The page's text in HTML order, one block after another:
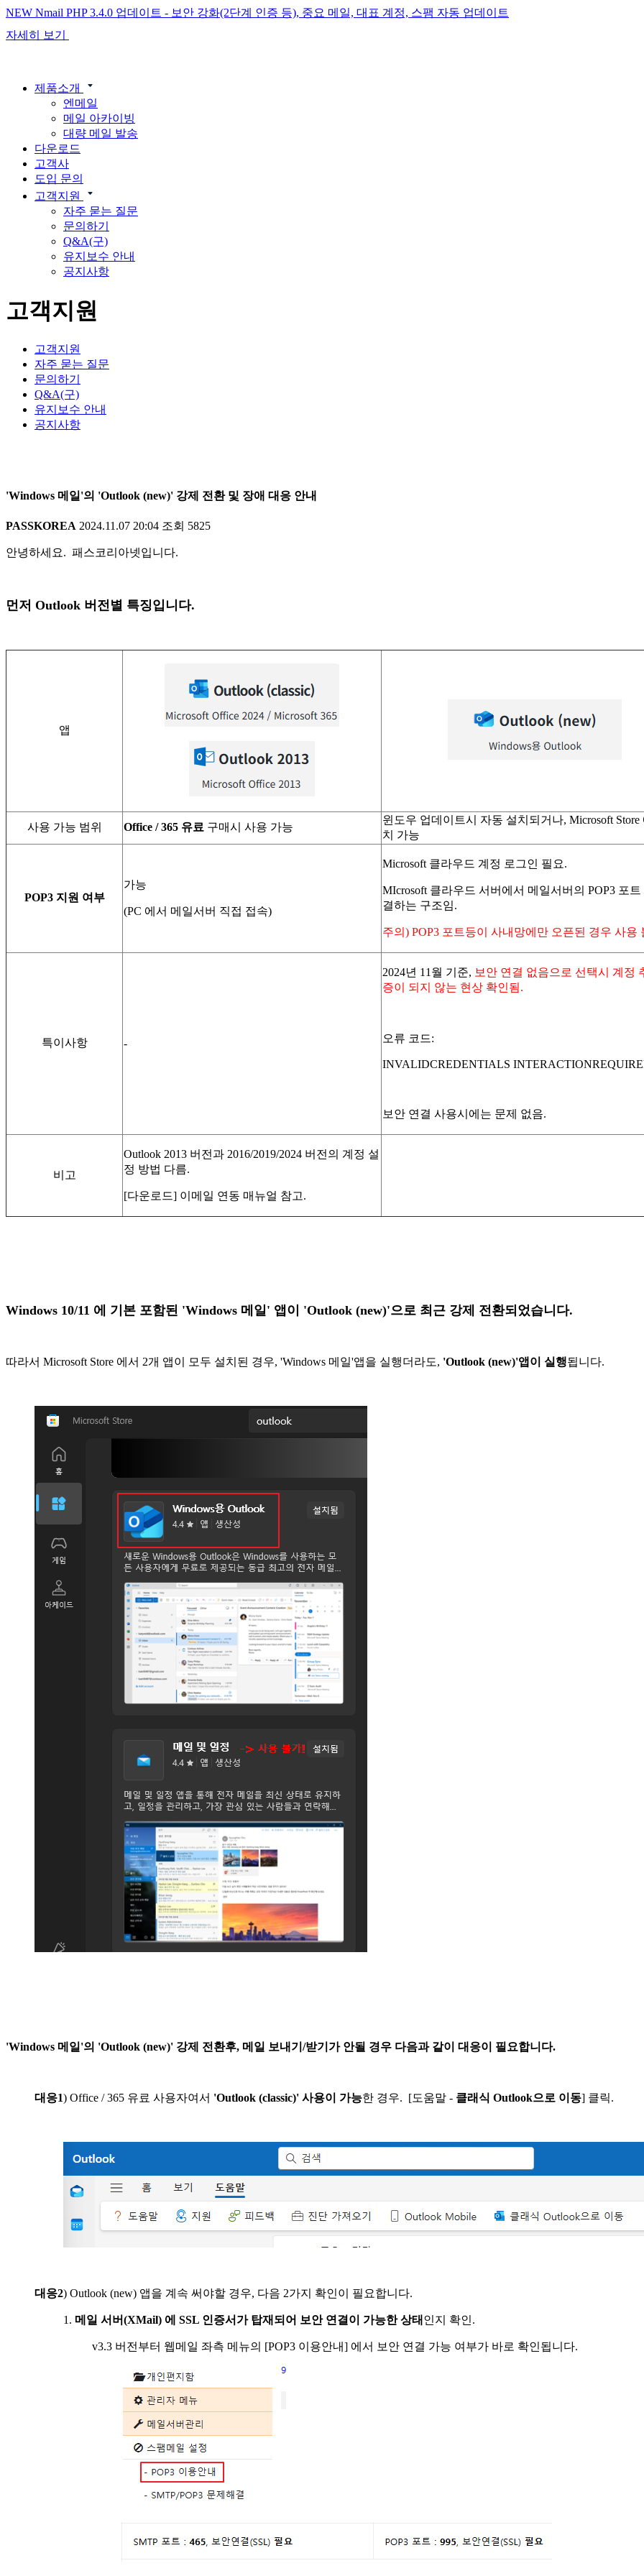
NEW Nmail PHP 3.4.0 업데이트 - 보안 강화(2단계 인증 등), 중요 메일, 대표 계정, 스팸 자동 업데이트
자세히 보기
제품소개
엔메일
메일 아카이빙
대량 메일 발송
다운로드
고객사
도입 문의
고객지원
자주 묻는 질문
문의하기
Q&A(구)
유지보수 안내
공지사항
고객지원
고객지원
자주 묻는 질문
문의하기
Q&A(구)
유지보수 안내
공지사항
'Windows 메일'의 'Outlook (new)' 강제 전환 및 장애 대응 안내
PASSKOREA 2024.11.07 20:04 조회 5825
안녕하세요. 패스코리아넷입니다.
먼저 Outlook 버전별 특징입니다.
앱
사용 가능 범위 Office / 365 유료 구매시 사용 가능
윈도우 업데이트시 자동 설치되거나, Microsoft Store
치 가능
POP3 지원 여부
가능
(PC 에서 메일서버 직접 접속)
Microsoft 클라우드 계정 로그인 필요.
MIcrosoft 클라우드 서버에서 메일서버의 POP3 포트
결하는 구조임.
주의) POP3 포트등이 사내망에만 오픈된 경우 사용
특이사항 -
2024년 11월 기준, 보안 연결 없음으로 선택시 계정
증이 되지 않는 현상 확인됨.
오류 코드:
INVALIDCREDENTIALS
보안 연결 사용시에는 문제 없음.
비고
Outlook 2013 버전과 2016/2019/2024 버전의 계정 설
정 방법 다름.
[다운로드] 이메일 연동 매뉴얼 참고.
Windows 10/11 에 기본 포함된 'Windows 메일' 앱이 'Outlook (new)'으로 최근 강제 전환되었습니다.
따라서 Microsoft Store 에서 2개 앱이 모두 설치된 경우, 'Windows 메일'앱을 실행더라도, 'Outlook (new)'앱이 실행됩니다.
'Windows 메일'의 'Outlook (new)' 강제 전환후, 메일 보내기/받기가 안될 경우 다음과 같이 대응이 필요합니다.
대응1) Office / 365 유료 사용자여서 'Outlook (classic)' 사용이 가능한 경우. [도움말 - 클래식 Outlook으로 이동] 클릭.
대응2) Outlook (new) 앱을 계속 써야할 경우, 다음 2가지 확인이 필요합니다.
1. 메일 서버(XMail) 에 SSL 인증서가 탑재되어 보안 연결이 가능한 상태 인지 확인.
v3.3 버전부터 웹메일 좌측 메뉴의 [POP3 이용안내] 에서 보안 연결 가능 여부가 바로 확인됩니다.